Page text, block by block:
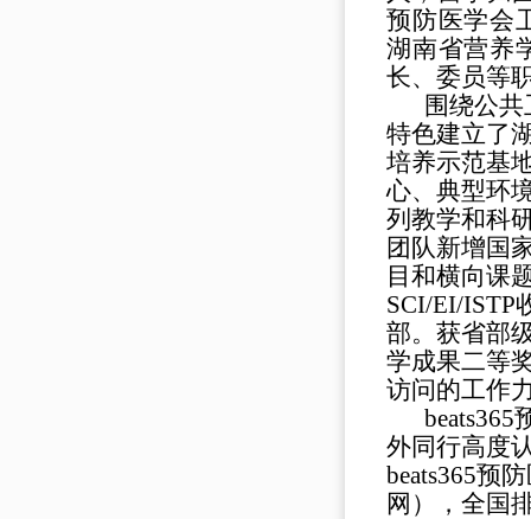
预防医学会
湖南省营养
长、委员等
围绕公
特色建立了
培养示范基
心、典型环
列教学和科
团队新增国
目和横向课
SCI/EI/ISTP
部。获省部
学成果二等
访问的工作
beats365
外同行高度
beats365预
网 ） ，全国